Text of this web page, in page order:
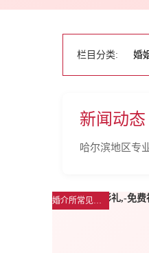
栏目分类: 婚
新闻动态
哈尔滨地区专
婚介所常见问题解答